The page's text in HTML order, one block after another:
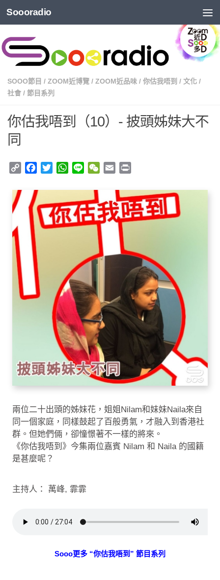
Soooradio
SOOO節目 / ZOOM近博覽 / ZOOM近品味 / 你估我唔到 / 文化 /
社會 / 節目系列
你估我唔到（10）- 披頭姊妹大不
同
Copy
Facebook
TwitterWhatsApp
Line WeChat
Email
兩位二十出頭的姊妹花，姐姐Nilam和妹妹Naila來自
同一個家庭，同樣鼓起了百般勇氣，才融入到香港社
群。但她們倆，卻憧憬著不一樣的將來。
《你估我唔到》今集兩位嘉賓 Nilam 和 Naila 的國籍
是甚麼呢？
主持人： 萬峰, 霏霏
Sooo更多 “你估我唔到” 節目系列